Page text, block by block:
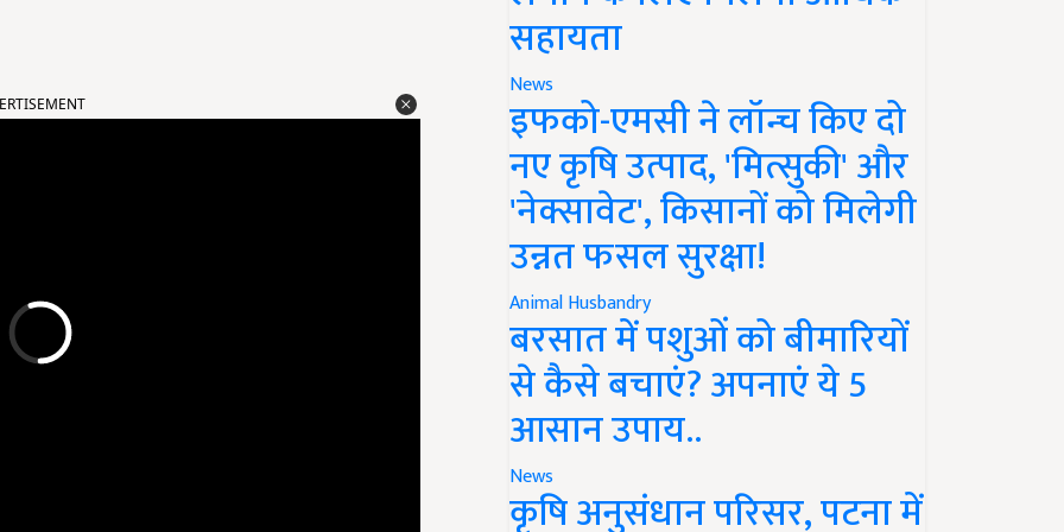
सहायता
News
इफको-एमसी ने लॉन्च किए दो
नए कृषि उत्पाद, 'मित्सुकी' और
'नेक्सावेट', किसानों को मिलेगी
उन्नत फसल सुरक्षा!
Animal Husbandry
बरसात में पशुओं को बीमारियों
से कैसे बचाएं? अपनाएं ये 5
आसान उपाय..
News
कृषि अनुसंधान परिसर, पटना में